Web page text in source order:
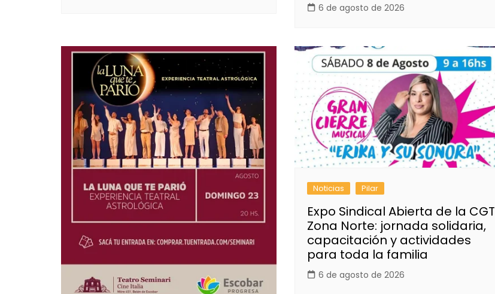
6 de agosto de 2026
Noticias Pilar
Expo Sindical Abierta de la CGT
Zona Norte: jornada solidaria,
capacitación y actividades
para toda la familia
6 de agosto de 2026